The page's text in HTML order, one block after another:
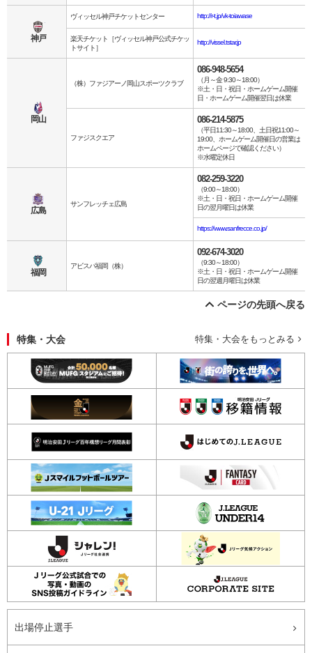
神戸
ヴィッセル神戸チケットセンター http://r-t.jp/vk-toiawase
楽天チケット［ヴィッセル神戸公式チケッ
トサイト］
http://vissel.tstar.jp
岡山
（株）ファジアーノ岡山スポーツクラブ
086-948-5654
（月～金 9:30～18:00）
※土・日・祝日・ホームゲーム開催
日・ホームゲーム開催翌日は休業
ファジスクエア
086-214-5875
（平日11:30～18:00、土日祝11:00～
19:00、ホームゲーム開催日の営業は
ホームページで確認ください）
※水曜定休日
広島
サンフレッチェ広島
082-259-3220
（9:00～18:00）
※土・日・祝日・ホームゲーム開催
日の翌月曜日は休業
https://www.sanfrecce.co.jp/
福岡
アビスパ福岡（株）
092-674-3020
（9:30～18:00）
※土・日・祝日・ホームゲーム開催
日の翌週月曜日は休業
ページの先頭へ戻る
特集・大会 特集・大会をもっとみる
出場停止選手